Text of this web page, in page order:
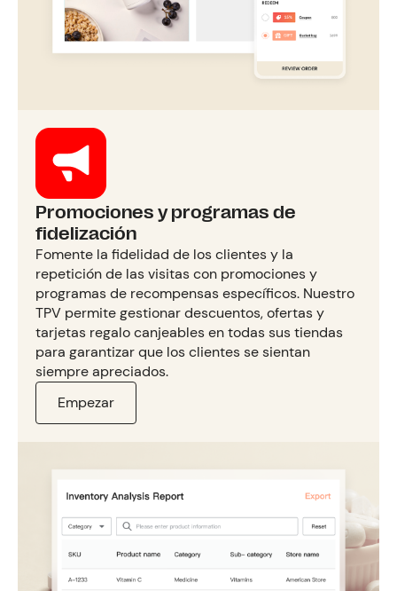
Promociones y programas de
fidelización
Fomente la fidelidad de los clientes y la
repetición de las visitas con promociones y
programas de recompensas específicos. Nuestro
TPV permite gestionar descuentos, ofertas y
tarjetas regalo canjeables en todas sus tiendas
para garantizar que los clientes se sientan
siempre apreciados.
Empezar